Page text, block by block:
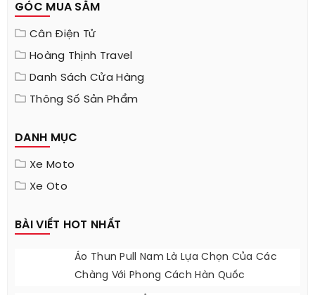
GÓC MUA SẮM
Cân Điện Tử
Hoàng Thịnh Travel
Danh Sách Cửa Hàng
Thông Số Sản Phẩm
DANH MỤC
Xe Moto
Xe Oto
BÀI VIẾT HOT NHẤT
Áo Thun Pull Nam Là Lựa Chọn Của Các
Chàng Với Phong Cách Hàn Quốc